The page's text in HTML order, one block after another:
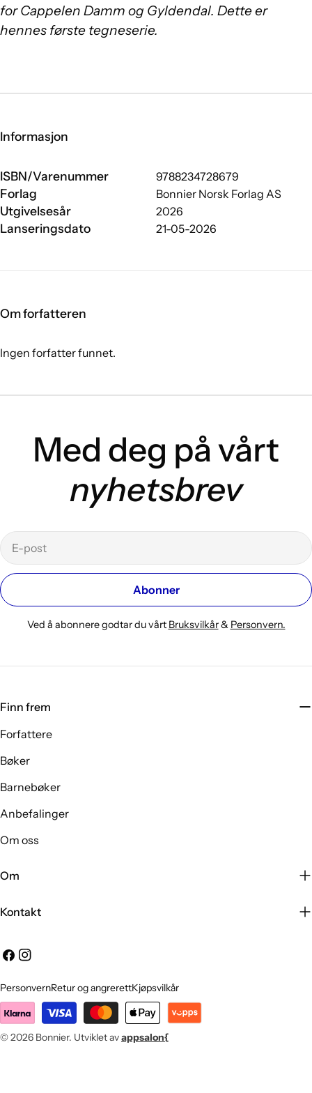
for Cappelen Damm og Gyldendal. Dette er
hennes første tegneserie.
Informasjon
ISBN/Varenummer 9788234728679
Forlag Bonnier Norsk Forlag AS
Utgivelsesår 2026
Lanseringsdato 21-05-2026
Om forfatteren
Ingen forfatter funnet.
Med deg på vårt
nyhetsbrev
E-
post
Abonner
Ved å abonnere godtar du vårt Bruksvilkår& Personvern.
Finn frem
Forfattere
Bøker
Barnebøker
Anbefalinger
Om oss
Om
Kontakt
FacebookInstagram
© 2026 Bonnier. Utviklet avappsalon{
PersonvernRetur og angrerettKjøpsvilkår
Betalingsmetoder